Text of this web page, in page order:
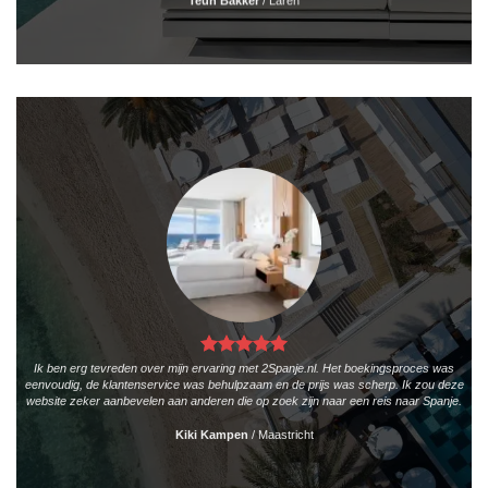
Ik ben erg tevreden over mijn ervaring met 2Spanje.nl. Het boekingsproces was
eenvoudig, de klantenservice was behulpzaam en de prijs was scherp. Ik zou deze
website zeker aanbevelen aan anderen die op zoek zijn naar een reis naar Spanje.
Kiki Kampen /Maastricht